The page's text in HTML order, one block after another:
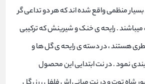
منظمی واقع شده اند که هر دو تداعی گر
. رایحه ی خنک و شیرینش که ترکیبی
هستند ، در دسته ی رایحه ی گل ها و
نمود . در نت ابتدایی این محصول